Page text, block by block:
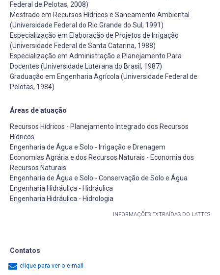
Federal de Pelotas, 2008)
Mestrado em Recursos Hídricos e Saneamento Ambiental
(Universidade Federal do Rio Grande do Sul, 1991)
Especialização em Elaboração de Projetos de Irrigação
(Universidade Federal de Santa Catarina, 1988)
Especialização em Administração e Planejamento Para
Docentes (Universidade Luterana do Brasil, 1987)
Graduação em Engenharia Agrícola (Universidade Federal de
Pelotas, 1984)
Áreas de atuação
Recursos Hídricos - Planejamento Integrado dos Recursos
Hídricos
Engenharia de Água e Solo - Irrigação e Drenagem
Economias Agrária e dos Recursos Naturais - Economia dos
Recursos Naturais
Engenharia de Água e Solo - Conservação de Solo e Água
Engenharia Hidráulica - Hidráulica
Engenharia Hidráulica - Hidrologia
INFORMAÇÕES EXTRAÍDAS DO LATTES
Contatos
clique para ver o e-mail